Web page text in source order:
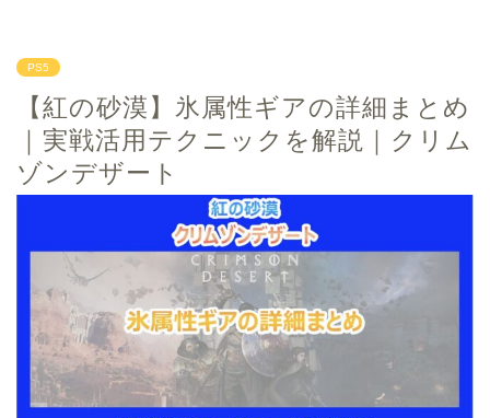
PS5
【紅の砂漠】氷属性ギアの詳細まとめ
｜実戦活用テクニックを解説｜クリム
ゾンデザート